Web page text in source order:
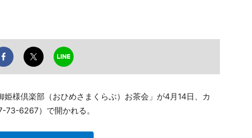
様倶楽部（おひめさまくらぶ）お茶会」が4月14日、カ
73-6267）で開かれる。